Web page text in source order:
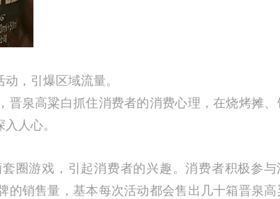
，引爆区域流量。
晋泉高粱白抓住消费者的消费心理，在烧烤摊、
人心。
圈游戏，引起消费者的兴趣。消费者积极参与
的销售量，基本每次活动都会售出几十箱晋泉高